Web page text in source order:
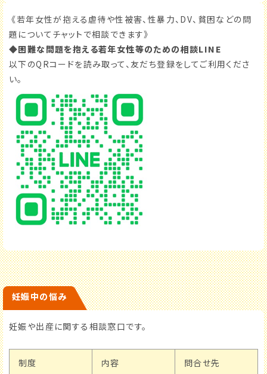
《若年女性が抱える虐待や性被害、性暴力、DV、貧困などの問
題についてチャットで相談できます》
◆困難な問題を抱える若年女性等のための相談LINE
以下のQRコードを読み取って、友だち登録をしてご利用くださ
い。
妊娠中の悩み
妊娠や出産に関する相談窓口です。
制度 内容 問合せ先